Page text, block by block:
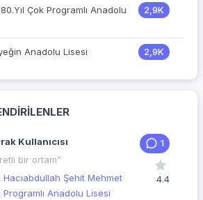
80.Yıl Çok Programlı Anadolu
2,9K
Anadolu Lisesi 2,9K
Kullanıcısı
bir ortam”
Hacıabdullah Şehit Mehmet
Anadolu Lisesi
1
4.4